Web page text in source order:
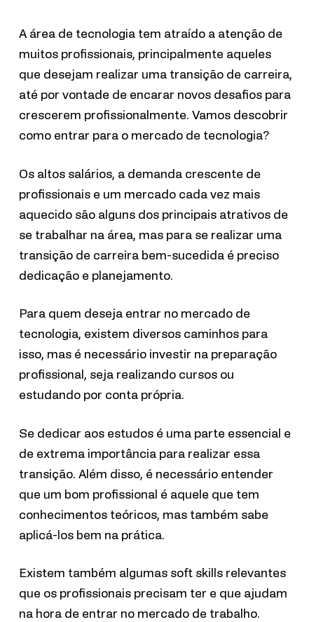
A área de tecnologia tem atraído a atenção de
muitos profissionais, principalmente aqueles
que desejam realizar uma transição de carreira,
até por vontade de encarar novos desafios para
crescerem profissionalmente. Vamos descobrir
como entrar para o mercado de tecnologia?
Os altos salários, a demanda crescente de
profissionais e um mercado cada vez mais
aquecido são alguns dos principais atrativos de
se trabalhar na área, mas para se realizar uma
transição de carreira bem-sucedida é preciso
dedicação e planejamento.
Para quem deseja entrar no mercado de
tecnologia, existem diversos caminhos para
isso, mas é necessário investir na preparação
profissional, seja realizando cursos ou
estudando por conta própria.
Se dedicar aos estudos é uma parte essencial e
de extrema importância para realizar essa
transição. Além disso, é necessário entender
que um bom profissional é aquele que tem
conhecimentos teóricos, mas também sabe
aplicá-los bem na prática.
Existem também algumas soft skills relevantes
que os profissionais precisam ter e que ajudam
na hora de entrar no mercado de trabalho.